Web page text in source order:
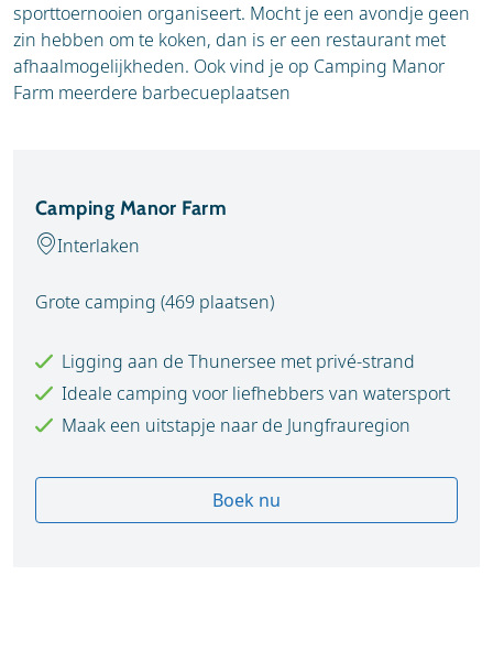
sporttoernooien organiseert. Mocht je een avondje geen
zin hebben om te koken, dan is er een restaurant met
afhaalmogelijkheden. Ook vind je op Camping Manor
Farm meerdere barbecueplaatsen
Camping Manor Farm
Interlaken
Grote camping (469 plaatsen)
Ligging aan de Thunersee met privé-strand
Ideale camping voor liefhebbers van watersport
Maak een uitstapje naar de Jungfrauregion
Boek nu